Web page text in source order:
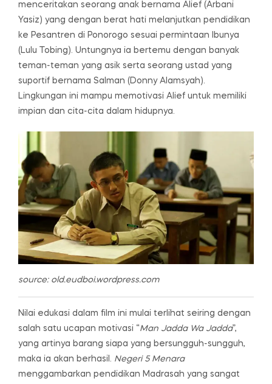
menceritakan seorang anak bernama Alief (Arbani
Yasiz) yang dengan berat hati melanjutkan pendidikan
ke Pesantren di Ponorogo sesuai permintaan Ibunya
(Lulu Tobing). Untungnya ia bertemu dengan banyak
teman-teman yang asik serta seorang ustad yang
suportif bernama Salman (Donny Alamsyah).
Lingkungan ini mampu memotivasi Alief untuk memiliki
impian dan cita-cita dalam hidupnya.
source: old.eudboi.wordpress.com
Nilai edukasi dalam film ini mulai terlihat seiring dengan
salah satu ucapan motivasi “Man Jadda Wa Jadda”,
yang artinya barang siapa yang bersungguh-sungguh,
maka ia akan berhasil. Negeri 5 Menara
menggambarkan pendidikan Madrasah yang sangat